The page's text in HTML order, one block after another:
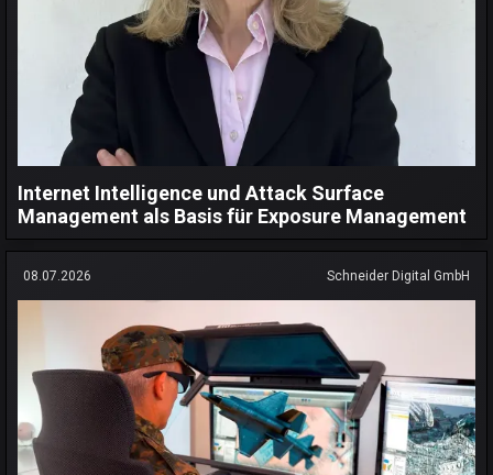
Internet Intelligence und Attack Surface
Management als Basis für Exposure Management
08.07.2026 Schneider Digital GmbH